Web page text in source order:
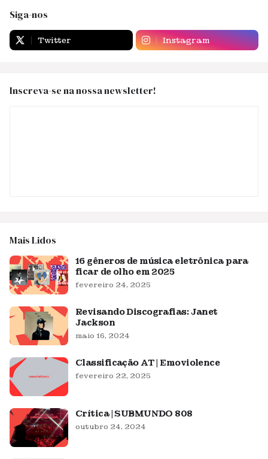
Siga-nos
Twitter Instagram
Inscreva-se na nossa newsletter!
Mais Lidos
16 gêneros de música eletrônica para
ficar de olho em 2025
fevereiro 24, 2025
Revisando Discografias: Janet
Jackson
maio 16, 2024
Classificação AT | Emoviolence
fevereiro 22, 2025
Crítica | SUBMUNDO 808
outubro 24, 2024